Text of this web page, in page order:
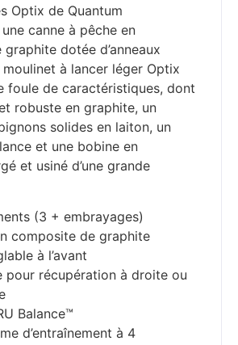
Optix de Quantum
canne à pêche en
dotée d’anneaux
moulinet à lancer léger Optix
foule de caractéristiques, dont
robuste en graphite, un
solides en laiton, un
et une bobine en
et usiné d’une grande
(3 + embrayages)
composite de graphite
à l’avant
pour récupération à droite ou
Balance™
d’entraînement à 4